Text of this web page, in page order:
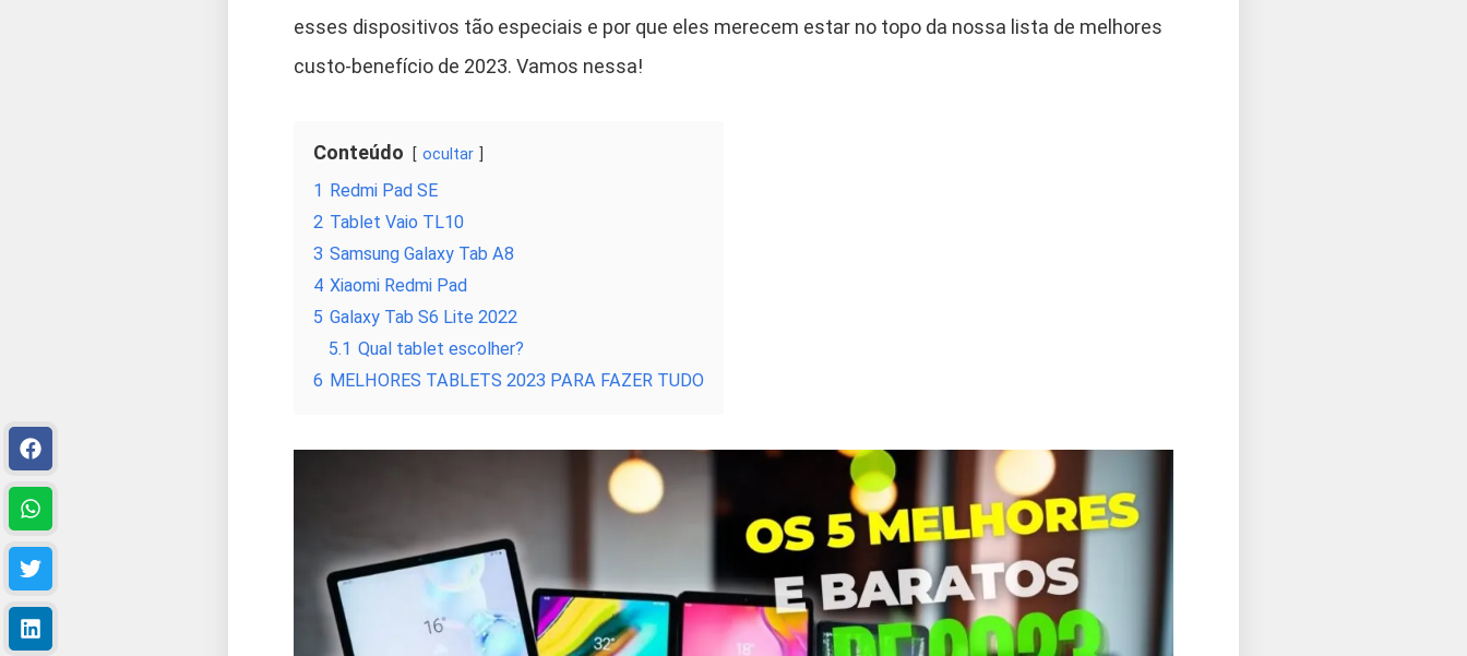
esses dispositivos tão especiais e por que eles merecem estar no topo da nossa lista de melhores
custo-benefício de 2023. Vamos nessa!
Conteúdo ocultar
1 Redmi Pad SE
2 Tablet Vaio TL10
3 Samsung Galaxy Tab A8
4 Xiaomi Redmi Pad
5 Galaxy Tab S6 Lite 2022
5.1 Qual tablet escolher?
6 MELHORES TABLETS 2023 PARA FAZER TUDO